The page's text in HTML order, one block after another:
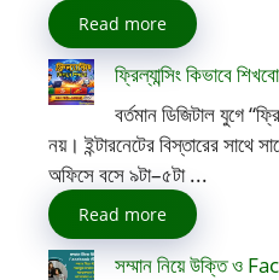
Read more
ফ্রিল্যান্সিং কিভাবে শিখবো
বর্তমান ডিজিটাল যুগে
নয়। ইন্টারনেটের বিস্তারের সাথে
অফিসে বসে ৯টা–৫টা ...
Read more
সম্মান নিয়ে উক্তি ও